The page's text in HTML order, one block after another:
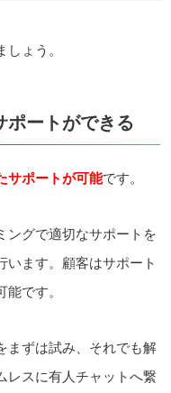
ょう。
ポートができる
サポートが可能です。
ングで適切なサポートを
います。顧客はサポート
です。
まずは試み、それでも解
レスに有人チャットへ繋